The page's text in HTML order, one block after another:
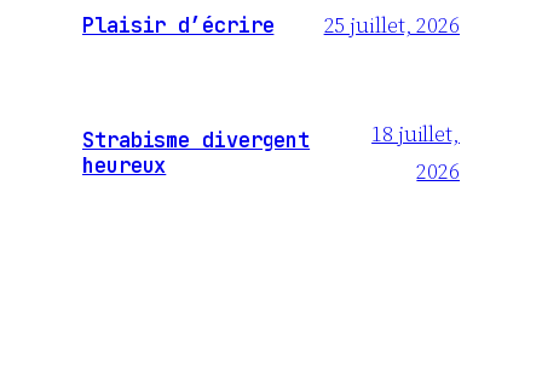
Plaisir d’écrire 25 juillet, 2026
Strabisme divergent
heureux
18 juillet,
2026